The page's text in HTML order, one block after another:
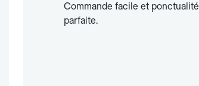
Commande facile et ponctualité
parfaite.